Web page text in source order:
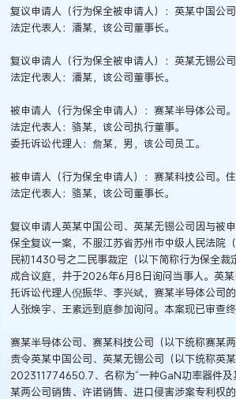
复议申请人（行为保全被申请人）：英某中国公
法定代表人：潘某，该公司董事长。
复议申请人（行为保全被申请人）：英某无锡公
法定代表人：潘某，该公司董事长。
被申请人（行为保全申请人）：赛某半导体公司
法定代表人：骆某，该公司执行董事。
委托诉讼代理人：詹某，男，该公司员工。
被申请人（行为保全申请人）：赛某科技公司。
法定代表人：骆某，该公司董事长。
复议申请人英某中国公司、英某无锡公司因与被
保全复议一案，不服江苏省苏州市中级人民法
民初1430号之二民事裁定（以下简称行为保全
成合议庭，并于2026年6月8日询问当事人。英
托诉讼代理人倪振华、李兴斌，赛某半导体公司
人张焕宇、王素远到庭参加询问。本案现已审查终
赛某半导体公司、赛某科技公司（以下统称赛某
责令英某中国公司、英某无锡公司（以下统称英
202311774650.7、名称为“一种GaN功率器件
某两公司销售、许诺销售、进口侵害涉案专利权